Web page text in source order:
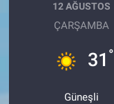
12 AĞUSTOS
ÇARŞAMBA
31 °
Güneşli